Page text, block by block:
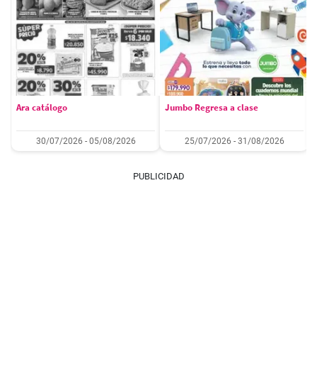
Ara catálogo
30/07/2026 - 05/08/2026
Jumbo Regresa a clase
25/07/2026 - 31/08/2026
PUBLICIDAD